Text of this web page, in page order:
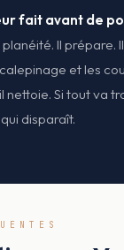
fait avant de
Il prépare.
et les
nettoie. Si tout va
disparaît.